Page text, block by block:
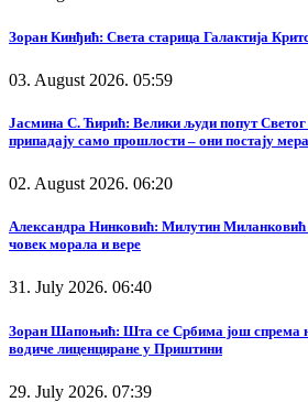
Зоран Кинђић: Света старица Галактија
03. August 2026. 05:59
Јасмина С. Ћирић: Велики људи попут Светог
припадају само прошлости – они постају
02. August 2026. 06:20
Александра Нинковић: Милутин Миланковић
човек морала и вере
31. July 2026. 06:40
Зоран Шапоњић: Шта се Србима још спрема
водиче лиценциране у Приштини
29. July 2026. 07:39